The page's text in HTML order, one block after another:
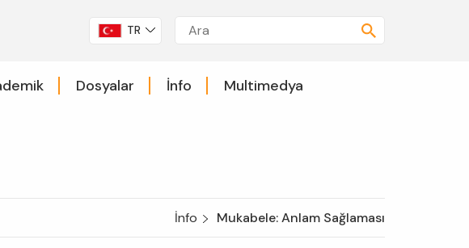
TR
Dosyalar İnfo Multimedya
İnfo Mukabele: Anlam Sağlaması